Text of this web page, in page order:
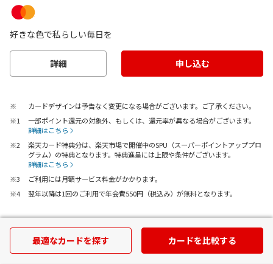
好きな色で私らしい毎日を
詳細 申し込む
カードデザインは予告なく変更になる場合がございます。ご了承ください。
一部ポイント還元の対象外、もしくは、還元率が異なる場合がございます。
詳細はこちら
楽天カード特典分は、楽天市場で開催中のSPU（スーパーポイントアッププロ
グラム）の特典となります。特典進呈には上限や条件がございます。
詳細はこちら
ご利用には月額サービス料金がかかります。
翌年以降は1回のご利用で年会費550円（税込み）が無料となります。
最適なカードを探す カードを比較する